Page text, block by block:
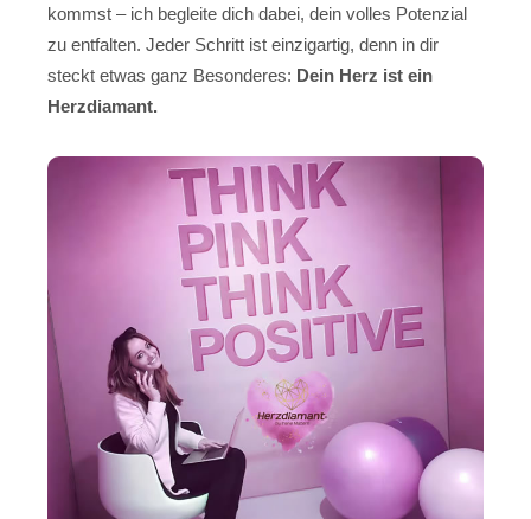
kommst – ich begleite dich dabei, dein volles Potenzial
zu entfalten. Jeder Schritt ist einzigartig, denn in dir
steckt etwas ganz Besonderes: Dein Herz ist ein
Herzdiamant.